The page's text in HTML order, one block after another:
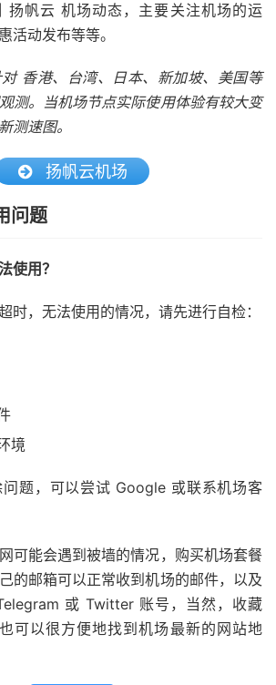
扬帆云 机场动态，主要关注机场的运
活动发布等等。
香港、台湾、日本、新加坡、美国等
测。当机场节点实际使用体验有较大变
测速图。
扬帆云机场
问题
使用？
时，无法使用的情况，请先进行自检：
境
题，可以尝试 Google 或联系机场客
可能会遇到被墙的情况，购买机场套餐
的邮箱可以正常收到机场的邮件，以及
或 Twitter 账号，当然，收藏
可以很方便地找到机场最新的网站地